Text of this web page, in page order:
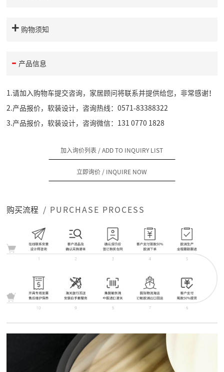
购物须知
产品信息
1.请加入购物车提交咨询，家居顾问将联系并提供给您，非常感谢！
2.产品报价，软装设计，咨询热线：0571-83388322
3.产品报价，软装设计，咨询微信：131 0770 1828
加入询价列表 / ADD TO INQUIRY LIST
立即询价 / INQUIRE NOW
购买流程 / PURCHASE PROCESS